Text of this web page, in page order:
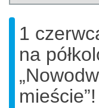
1
na
mieście”!